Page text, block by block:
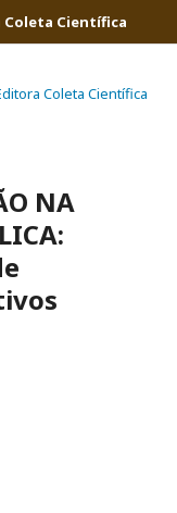
Coleta Científica
Coleta Científica
NA